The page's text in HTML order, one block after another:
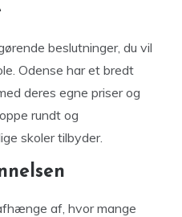
beslutninger, du vil
Odense har et bredt
deres egne priser og
rundt og
skoler tilbyder.
af, hvor mange